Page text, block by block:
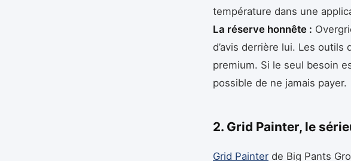
température dans une
La réserve honnête :
d’avis derrière lui. Les outils
premium. Si le seul besoin
possible de ne jamais payer.
2. Grid Painter, le
Grid Painter de Big Pants